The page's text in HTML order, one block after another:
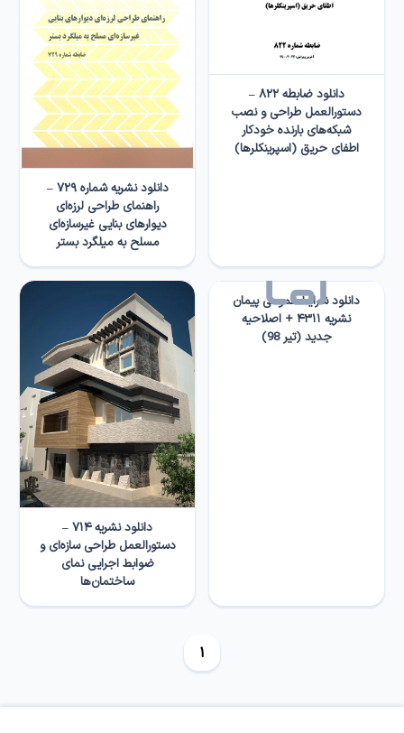
دانلود ضابطه ۸۲۲ –
دستورالعمل طراحی و نصب
شبکه‌های بارنده خودکار
اطفای حریق (اسپرینکلرها)
دانلود نشریه شماره ۷۲۹ –
راهنمای طراحی لرزه‌ای
دیوارهای بنایی غیرسازه‌ای
مسلح به میلگرد بستر
دانلود شرایط عمومی پیمان
نشریه ۴۳۱۱ + اصلاحیه
جدید (تیر 98)
دانلود نشریه ۷۱۴ –
دستورالعمل طراحی سازه‌ای و
ضوابط اجرایی نمای
ساختمان‌ها
1